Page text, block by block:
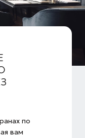
по
вам